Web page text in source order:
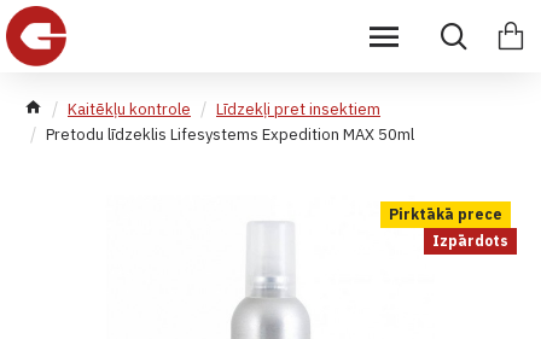
Kaitēkļu kontrole
Līdzekļi pret insektiem
Pretodu līdzeklis Lifesystems Expedition MAX 50ml
Pirktākā prece
Izpārdots